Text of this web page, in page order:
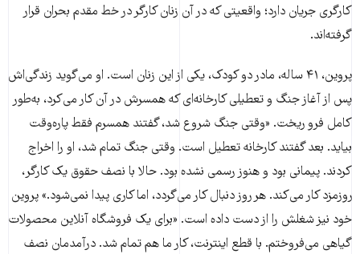
کارگری جریان دارد؛ واقعیتی که در آن زنان کارگر در خط مقدم بحران قرار
گرفته‌اند.
پروین، ۴۱ ساله، مادر دو کودک، یکی از این زنان است. او می‌گوید زندگی‌اش
پس از آغاز جنگ و تعطیلی کارخانه‌ای که همسرش در آن کار می‌کرد، به‌طور
کامل فرو ریخت. «وقتی جنگ شروع شد، گفتند همسرم فقط پاره‌وقت
بیاید. بعد گفتند کارخانه تعطیل است. وقتی جنگ تمام شد، او را اخراج
کردند. پیمانی بود و هنوز رسمی نشده بود. حالا با نصف حقوق یک کارگر،
روزمزد کار می‌کند. هر روز دنبال کار می‌گردد، اما کاری پیدا نمی‌شود.» پروین
خود نیز شغلش را از دست داده است. «برای یک فروشگاه آنلاین محصولات
گیاهی می‌فروختم. با قطع اینترنت، کار ما هم تمام شد. درآمدمان نصف